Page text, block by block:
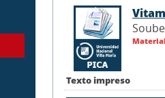
Texto impreso